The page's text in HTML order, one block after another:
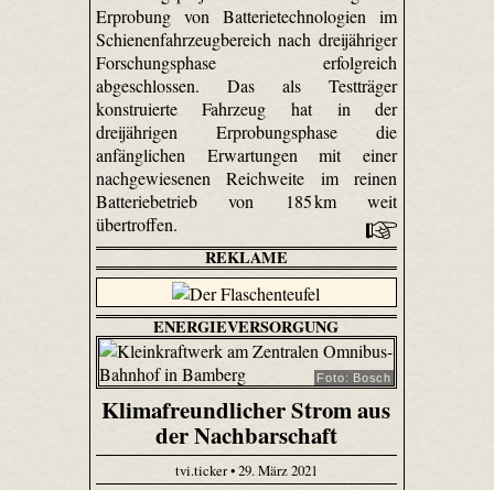
Erprobung von Batterietechnologien im
Schienenfahrzeugbereich nach dreijähriger
Forschungsphase erfolgreich
abgeschlossen. Das als Testträger
konstruierte Fahrzeug hat in der
dreijährigen Erprobungsphase die
anfänglichen Erwartungen mit einer
nachgewiesenen Reichweite im reinen
Batteriebetrieb von 185 km weit
übertroffen.
REKLAME
ENERGIEVERSORGUNG
Foto: Bosch
Klimafreundlicher Strom aus
der Nachbarschaft
tvi.ticker • 29. März 2021